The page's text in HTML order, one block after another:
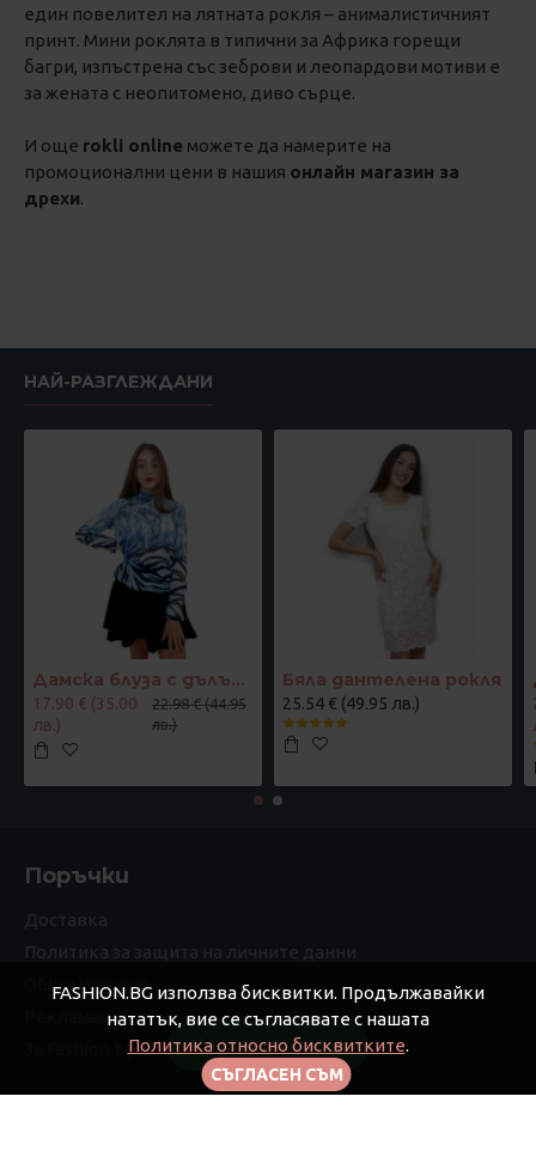
един повелител на лятната рокля – анималистичният
принт. Мини роклята в типични за Африка горещи
багри, изпъстрена със зеброви и леопардови мотиви е
за жената с неопитомено, диво сърце.
И още rokli online можете да намерите на
промоционални цени в нашия онлайн магазин за
дрехи.
НАЙ-РАЗГЛЕЖДАНИ
Дамска блуза с дълъг ръкав и ластик в кръста с интересен принт в синьо
17.90 € (35.00
лв.)
22.98 € (44.95
лв.)
Бяла дантелена рокля
25.54 € (49.95 лв.)
Поръчки
Доставка
Политика за защита на личните данни
Общи условия
Рекламации
За Fashion.bg
СЪГЛАСЕН СЪМ
FASHION.BG използва бисквитки. Продължавайки
нататък, вие се съгласявате с нашата
Политика относно бисквитките.
FILTER PRODUCTS